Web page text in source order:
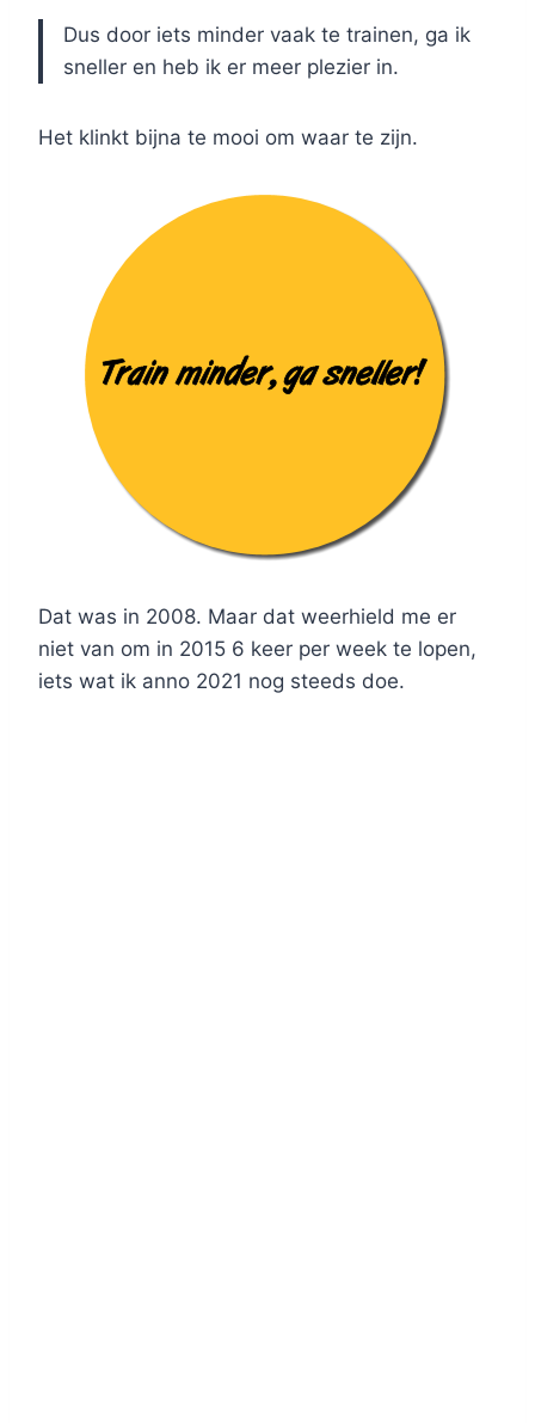
Dus door iets minder vaak te trainen, ga ik
sneller en heb ik er meer plezier in.
Het klinkt bijna te mooi om waar te zijn.
Dat was in 2008. Maar dat weerhield me er
niet van om in 2015 6 keer per week te lopen,
iets wat ik anno 2021 nog steeds doe.